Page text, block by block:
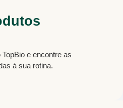
e encontre as
à sua rotina.